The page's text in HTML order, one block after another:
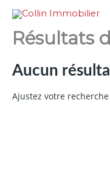
Aller
contenu
Résultats
Aucun
Ajustez votre